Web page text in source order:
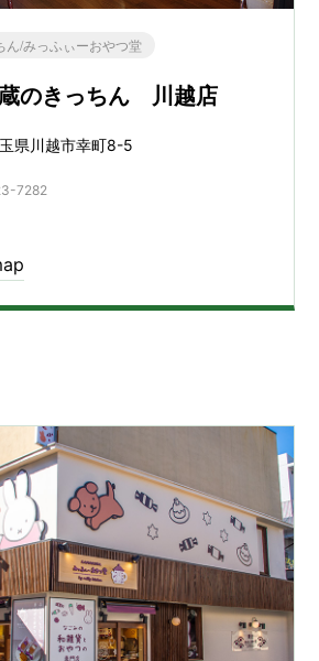
ん/みっふぃーおやつ堂
のきっちん 川越店
県川越市幸町8-5
7282